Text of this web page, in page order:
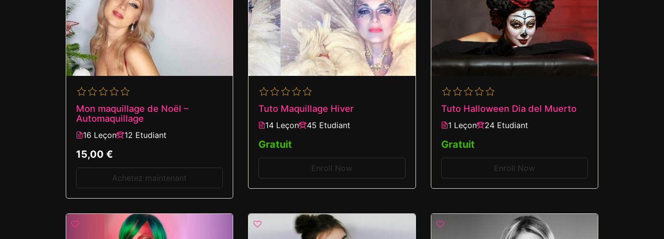
Mon maquillage de Noël –
Automaquillage
16 Leçon 12 Etudiant
15,00 €
Achetez maintenant
Tuto Maquillage Hiver
14 Leçon 45 Etudiant
Gratuit
Enroll Now
Tuto Halloween Dia del Muerto
1 Leçon 24 Etudiant
Gratuit
Enroll Now